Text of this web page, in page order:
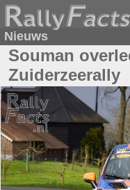
Nieuws
Souman
Zuiderzeerally